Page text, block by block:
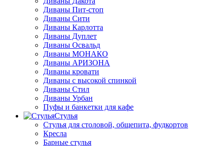
Диваны Пит-стоп
Диваны Сити
Диваны Карлотта
Диваны Дуплет
Диваны Освальд
Диваны МОНАКО
Диваны АРИЗОНА
Диваны кровати
Диваны с высокой спинкой
Диваны Стил
Диваны Урбан
Пуфы и банкетки для кафе
Стулья
Стулья для столовой, общепита, фудкортов
Кресла
Барные стулья